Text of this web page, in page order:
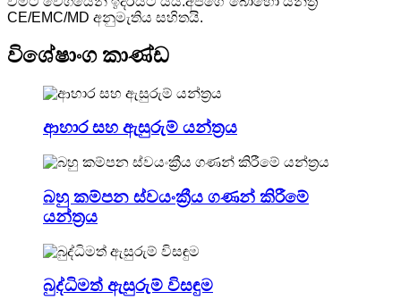
CE/EMC/MD අනුමැතිය සහිතයි.
විශේෂාංග කාණ්ඩ
ආහාර සහ ඇසුරුම් යන්ත්‍රය
බහු කම්පන ස්වයංක්‍රීය ගණන් කිරීමේ
යන්ත්‍රය
බුද්ධිමත් ඇසුරුම් විසඳුම